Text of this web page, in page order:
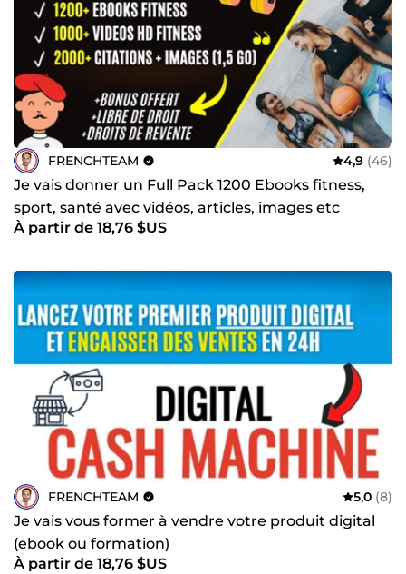
dynamique et compétente pour développer votre activité
en ligne ? Contactez La French Team dès maintenant. À
très bientôt, La French Team
FRENCHTEAM 4,9 (46)
Je vais donner un Full Pack 1200 Ebooks fitness,
sport, santé avec vidéos, articles, images etc
À partir de 18,76 $US
FRENCHTEAM 5,0 (8)
Je vais vous former à vendre votre produit digital
(ebook ou formation)
À partir de 18,76 $US